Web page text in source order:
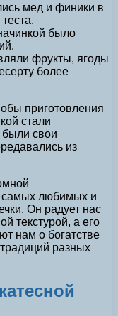
мед и финики в
было
фрукты, ягоды
более
приготовления
стали
были свои
из
самых любимых и
Он радует нас
текстурой, а его
нам о богатстве
разных